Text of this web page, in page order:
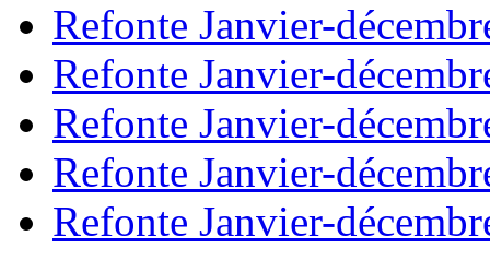
Refonte Janvier-
Refonte Janvier-
Refonte Janvier-
Refonte Janvier-
Refonte Janvier-